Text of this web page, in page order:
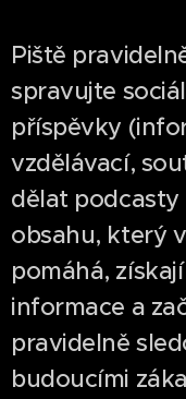
Piště
spravujte
příspěvky
vzdělávací,
dělat
obsahu, který
pomáhá,
informace a
pravidelně
budoucími